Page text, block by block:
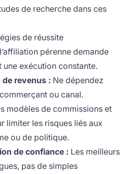
de recherche dans ces
de réussite
pérenne demande
exécution constante.
revenus : Ne dépendez
ou canal.
modèles de commissions et
limiter les risques liés aux
ou de politique.
de confiance : Les meilleurs
pas de simples